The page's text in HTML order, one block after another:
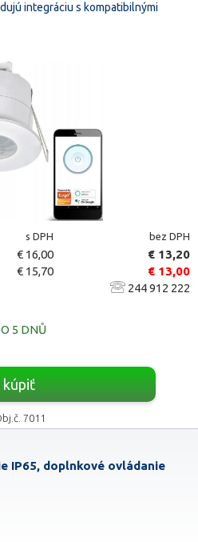
integráciu s kompatibilnými
s DPH bez DPH
€ 16,00
€ 13,20
€ 15,70
€ 13,00
244 912 222
5 DNŮ
kúpiť
7011
IP65, doplnkové ovládanie